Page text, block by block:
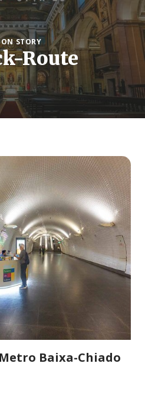
STORY
Route
Baixa-Chiado